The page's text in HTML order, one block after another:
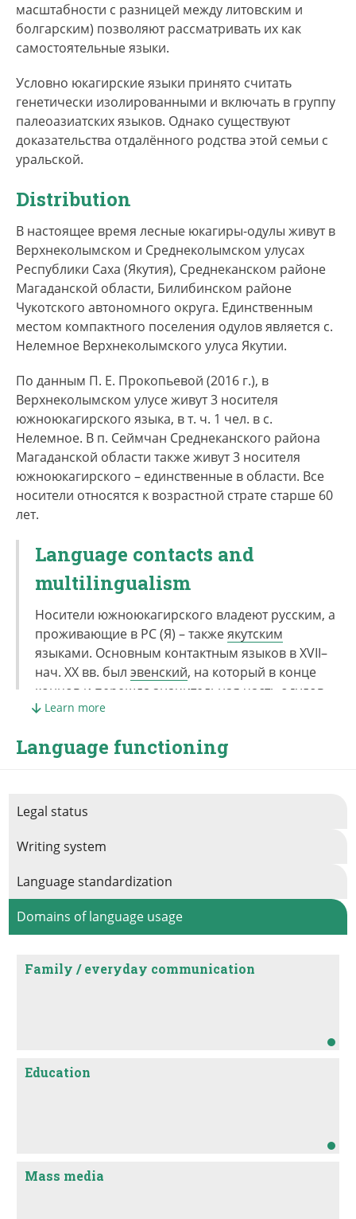
администрации Среднеканского р‑на
Магаданской обл., в 2011 г. в районе
насчитывалось 69 юкагиров, из них 68
По оценке Сесилии Оде, в 2018 г. насчитывалось
11 носителей южноюкагирского языка, из
которых 6 человек свободно владели языком, а
5 человек понимали речь на языке.
Самоназвание этноса –
языка –одул ажуу
встречается несколько альтернативных
названий языка: одульский, колымский
юкагирский, лесной юкагирский, язык лесных
юкагиров.
масштабности с разницей между литовским и
болгарским) позволяют рассматривать их как
самостоятельные языки.
Условно юкагирские языки принято считать
генетически изолированными и включать в группу
палеоазиатских языков. Однако существуют
доказательства отдалённого родства этой семьи с
уральской.
Distribution
В настоящее время лесные юкагиры-одулы живут в
Верхнеколымском и Среднеколымском улусах
Республики Саха (Якутия), Среднеканском районе
Магаданской области, Билибинском районе
Чукотского автономного округа. Единственным
местом компактного поселения одулов является с.
Нелемное Верхнеколымского улуса Якутии.
По данным П. Е. Прокопьевой (2016 г.), в
Верхнеколымском улусе живут 3 носителя
южноюкагирского языка, в т. ч. 1 чел. в с.
Нелемное. В п. Сеймчан Среднеканского района
Магаданской области также живут 3 носителя
южноюкагирского – единственные в области. Все
носители относятся к возрастной страте старше 60
лет.
Language contacts and
multilingualism
Носители южноюкагирского владеют русским, а
проживающие в РС (Я) – такжеякутским
языками. Основным контактным языков в XVII–
нач. XX вв. был эвенский, на который в конце
концов и перешла значительная часть одулов.
Learn more
Language functioning
Legal status
Writing system
Language standardization
Domains of language usage
Family / everyday communication
Education
Mass media